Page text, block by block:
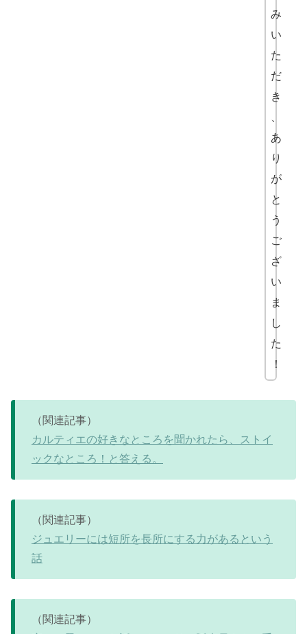
み
い
た
だ
き
あ
り
が
と
う
ご
ざ
い
ま
し
た
！
（関連記事）
カルティエの好きなところを聞かれたら、ストイ
ックなところ！と答える。
（関連記事）
ジュエリーには短所を長所にする力があるという
話
（関連記事）